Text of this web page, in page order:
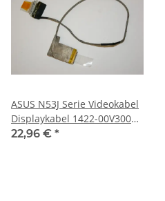
ASUS N53J Serie Videokabel
Displaykabel 1422-00V3000
#2495
22,96 € *